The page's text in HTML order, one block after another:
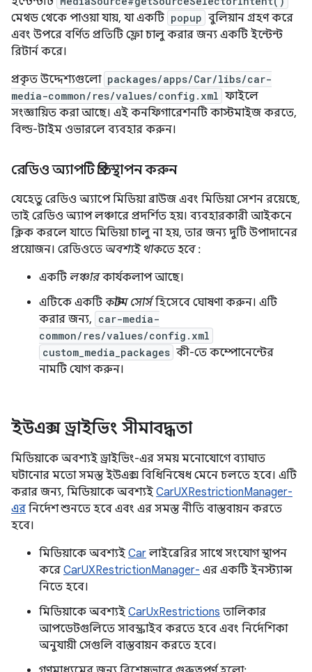
মেথড থেকে পাওয়া যায়, যা একটি popup বুলিয়ান গ্রহণ করে
এবং উপরে বর্ণিত প্রতিটি ফ্লো চালু করার জন্য একটি ইন্টেন্ট
রিটার্ন করে।
প্রকৃত উদ্দেশ্যগুলো packages/apps/Car/libs/car-
media-common/res/values/config.xml ফাইলে
সংজ্ঞায়িত করা আছে। এই কনফিগারেশনটি কাস্টমাইজ করতে,
বিল্ড-টাইম ওভারলে ব্যবহার করুন।
রেডিও অ্যাপটি প্রতিস্থাপন করুন
যেহেতু রেডিও অ্যাপে মিডিয়া ব্রাউজ এবং মিডিয়া সেশন রয়েছে,
তাই রেডিও অ্যাপ লঞ্চারে প্রদর্শিত হয়। ব্যবহারকারী আইকনে
ক্লিক করলে যাতে মিডিয়া চালু না হয়, তার জন্য দুটি উপাদানের
প্রয়োজন। রেডিওতে অবশ্যই থাকতে হবে:
একটি লঞ্চারকার্যকলাপ আছে।
এটিকে একটি কাস্টম সোর্সহিসেবে ঘোষণা করুন। এটি
করার জন্য, car-media-
common/res/values/config.xml
custom_media_packages কী-তে কম্পোনেন্টের
নামটি যোগ করুন।
ইউএক্স ড্রাইভিং সীমাবদ্ধতা
মিডিয়াকে অবশ্যই ড্রাইভিং-এর সময় মনোযোগে ব্যাঘাত
ঘটানোর মতো সমস্ত ইউএক্স বিধিনিষেধ মেনে চলতে হবে। এটি
করার জন্য, মিডিয়াকে অবশ্যই CarUXRestrictionManager-
এর নির্দেশ শুনতে হবে এবং এর সমস্ত নীতি বাস্তবায়ন করতে
হবে।
মিডিয়াকে অবশ্যই Car লাইব্রেরির সাথে সংযোগ স্থাপন
করে CarUXRestrictionManager- এর একটি ইনস্ট্যান্স
নিতে হবে।
মিডিয়াকে অবশ্যই CarUxRestrictions তালিকার
আপডেটগুলিতে সাবস্ক্রাইব করতে হবে এবং নির্দেশিকা
অনুযায়ী সেগুলি বাস্তবায়ন করতে হবে।